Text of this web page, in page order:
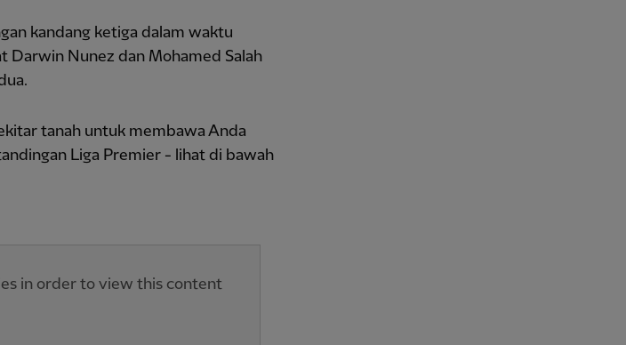
kandang ketiga dalam waktu
Darwin Nunez dan Mohamed Salah
tanah untuk membawa Anda
Liga Premier - lihat di bawah
in order to view this content